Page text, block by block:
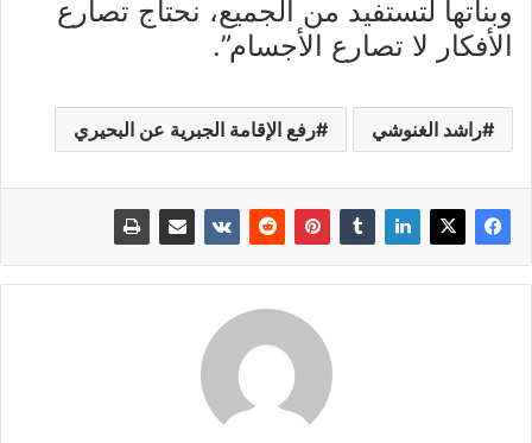
وبناتها لتستفيد من الجميع، نحتاج تصارع
الأفكار لا تصارع الأجسام”.
راشد الغنوشي رفع الإقامة الجبرية عن البحيري